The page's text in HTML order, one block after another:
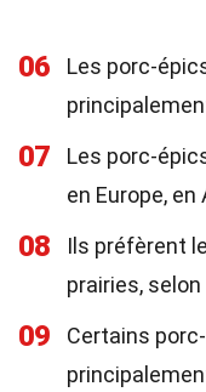
06
Les porc-
07
Les porc-
en Europe,
08
Ils préfèrent
prairies,
09
Certains